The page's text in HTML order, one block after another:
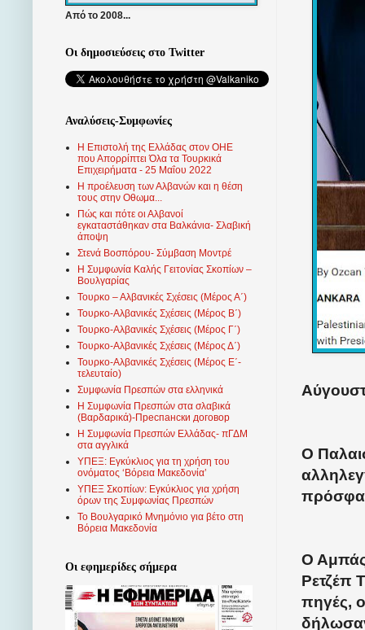
Ο
Ο Αμπάς
Ρετζέπ
πηγές,
Από το 2008...
Οι δημοσιεύσεις στο Twitter
Αναλύσεις-Συμφωνίες
Η Επιστολή της Ελλάδας στον ΟΗΕ
που Απορρίπτει Όλα τα Τουρκικά
Επιχειρήματα - 25 Μαΐου 2022
Η προέλευση των Αλβανών και η θέση
τους στην Οθωμα...
Πώς και πότε οι Αλβανοί
εγκαταστάθηκαν στα Βαλκάνια- Σλαβική
άποψη
Στενά Βοσπόρου- Σύμβαση Μοντρέ
Η Συμφωνία Καλής Γειτονίας Σκοπίων –
Βουλγαρίας
Τουρκο – Αλβανικές Σχέσεις (Mέρος Α΄)
Τουρκο-Αλβανικές Σχέσεις (Μέρος Β΄)
Τουρκο-Αλβανικές Σχέσεις (Μέρος Γ΄)
Τουρκο-Αλβανικές Σχέσεις (Μέρος Δ΄)
Τουρκο-Αλβανικές Σχέσεις (Μέρος Ε΄-
τελευταίο)
Συμφωνία Πρεσπών στα ελληνικά
Η Συμφωνία Πρεσπών στα σλαβικά
(Βαρδαρικά)-Преспански договор
Η Συμφωνία Πρεσπών Ελλάδας- πΓΔΜ
στα αγγλικά
ΥΠΕΞ: Εγκύκλιος για τη χρήση του
ονόματος ‘Βόρεια Μακεδονία’
ΥΠΕΞ Σκοπίων: Εγκύκλιος για χρήση
όρων της Συμφωνίας Πρεσπών
Το Βουλγαρικό Μνημόνιο για βέτο στη
Βόρεια Μακεδονία
Οι εφημερίδες σήμερα